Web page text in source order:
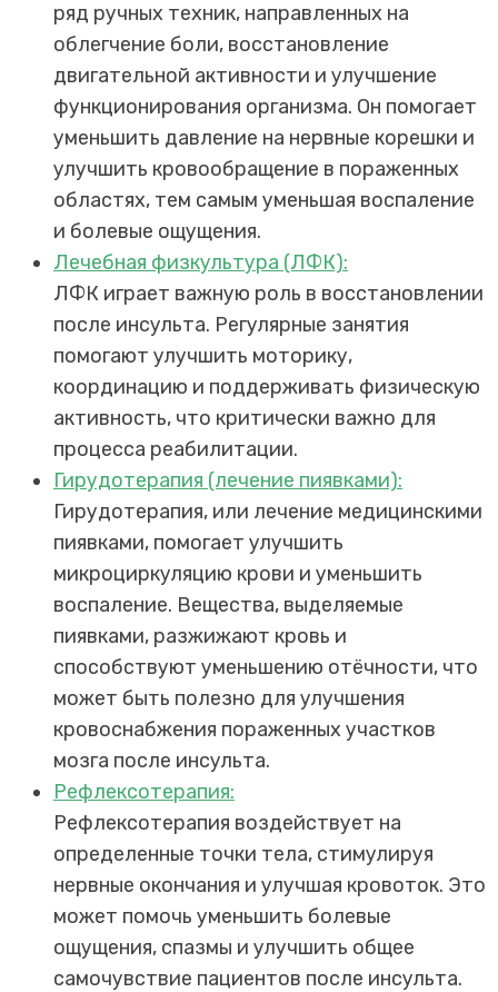
ряд ручных техник, направленных на
облегчение боли, восстановление
двигательной активности и улучшение
функционирования организма. Он помогает
уменьшить давление на нервные корешки и
улучшить кровообращение в пораженных
областях, тем самым уменьшая воспаление
и болевые ощущения.
Лечебная физкультура (ЛФК):
ЛФК играет важную роль в восстановлении
после инсульта. Регулярные занятия
помогают улучшить моторику,
координацию и поддерживать физическую
активность, что критически важно для
процесса реабилитации.
Гирудотерапия (лечение пиявками):
Гирудотерапия, или лечение медицинскими
пиявками, помогает улучшить
микроциркуляцию крови и уменьшить
воспаление. Вещества, выделяемые
пиявками, разжижают кровь и
способствуют уменьшению отёчности, что
может быть полезно для улучшения
кровоснабжения пораженных участков
мозга после инсульта.
Рефлексотерапия:
Рефлексотерапия воздействует на
определенные точки тела, стимулируя
нервные окончания и улучшая кровоток. Это
может помочь уменьшить болевые
ощущения, спазмы и улучшить общее
самочувствие пациентов после инсульта.